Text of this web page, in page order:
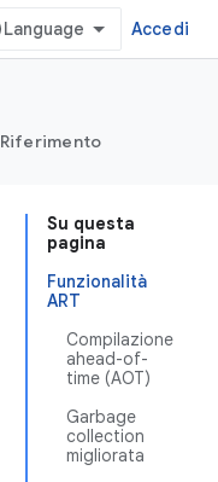
Accedi
Riferimento
Su questa
pagina
Funzionalità
ART
Compilazione
ahead-of-
time (AOT)
Garbage
collection
migliorata